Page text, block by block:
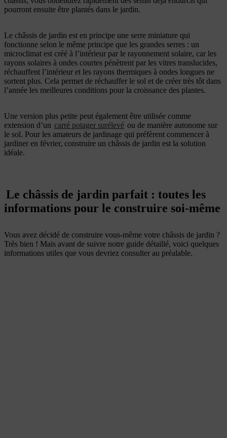
pourront ensuite être plantés dans le jardin.
Le châssis de jardin est en principe une serre miniature qui
fonctionne selon le même principe que les grandes serres : un
microclimat est créé à l’intérieur par le rayonnement solaire, car les
rayons solaires à ondes courtes pénètrent par les vitres translucides,
réchauffent l’intérieur et les rayons thermiques à ondes longues ne
sortent plus. Cela permet de réchauffer le sol et de créer très tôt dans
l’année les meilleures conditions pour la croissance des plantes.
Une version plus petite peut également être utilisée comme
extension d’un carré potager surélevé ou de manière autonome sur
le sol. Pour les amateurs de jardinage qui préfèrent commencer à
jardiner en février, construire un châssis de jardin est la solution
idéale.
Le châssis de jardin parfait : toutes les
informations pour le construire soi-même
Vous avez décidé de construire vous-même votre châssis de jardin ?
Très bien ! Mais avant de suivre notre guide détaillé, voici quelques
informations utiles que vous devriez consulter au préalable.